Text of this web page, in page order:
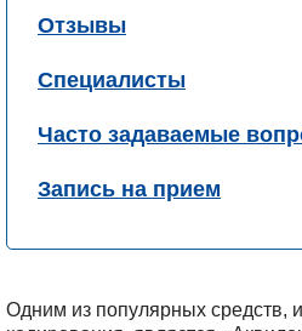
Отзывы
Специалисты
Часто задаваемые
Запись на прием
Одним из популярных средств,